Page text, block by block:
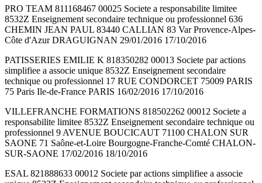
PRO TEAM 811168467 00025 Societe a responsabilite limitee
8532Z Enseignement secondaire technique ou professionnel 636
CHEMIN JEAN PAUL 83440 CALLIAN 83 Var Provence-Alpes-
Côte d'Azur DRAGUIGNAN 29/01/2016 17/10/2016
PATISSERIES EMILIE K 818350282 00013 Societe par actions
simplifiee a associe unique 8532Z Enseignement secondaire
technique ou professionnel 17 RUE CONDORCET 75009 PARIS
75 Paris Ile-de-France PARIS 16/02/2016 17/10/2016
VILLEFRANCHE FORMATIONS 818502262 00012 Societe a
responsabilite limitee 8532Z Enseignement secondaire technique ou
professionnel 9 AVENUE BOUCICAUT 71100 CHALON SUR
SAONE 71 Saône-et-Loire Bourgogne-Franche-Comté CHALON-
SUR-SAONE 17/02/2016 18/10/2016
ESAL 821888633 00012 Societe par actions simplifiee a associe